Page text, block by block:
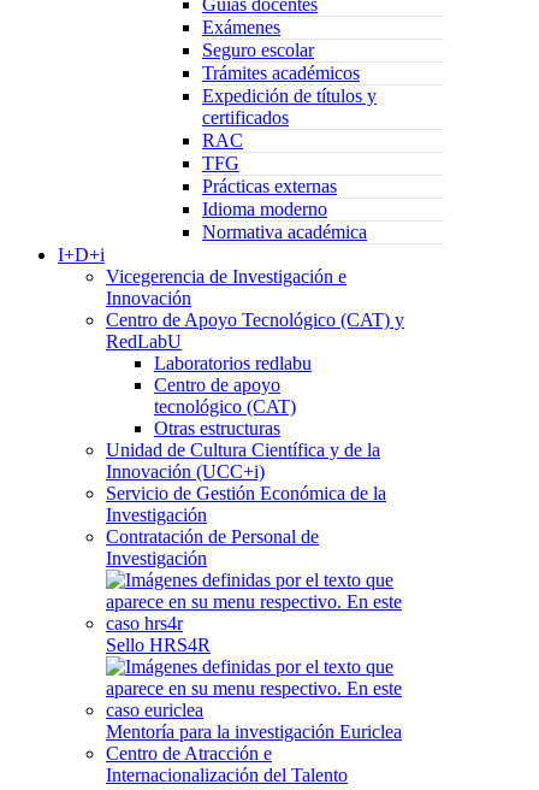
Guías docentes
Exámenes
Seguro escolar
Trámites académicos
Expedición de títulos y
certificados
RAC
TFG
Prácticas externas
Idioma moderno
Normativa académica
I+D+i
Vicegerencia de Investigación e
Innovación
Centro de Apoyo Tecnológico (CAT) y
RedLabU
Laboratorios redlabu
Centro de apoyo
tecnológico (CAT)
Otras estructuras
Unidad de Cultura Científica y de la
Innovación (UCC+i)
Servicio de Gestión Económica de la
Investigación
Contratación de Personal de
Investigación
Sello HRS4R
Mentoría para la investigación Euriclea
Centro de Atracción e
Internacionalización del Talento